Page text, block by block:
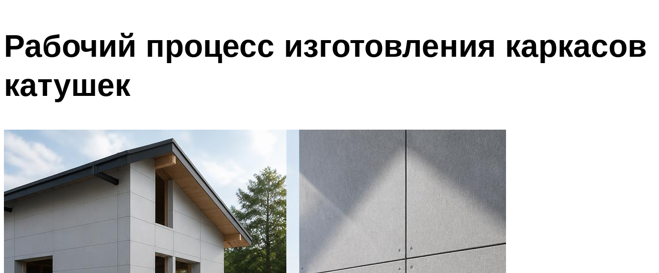
Рабочий процесс изготовления каркасов
катушек